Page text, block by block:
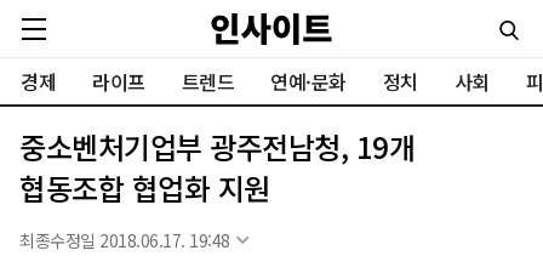
경제 라이프 트렌드 연예·문화 정치 사회
중소벤처기업부 광주전남청, 19개
협동조합 협업화 지원
최종수정일 2018.06.17. 19:48